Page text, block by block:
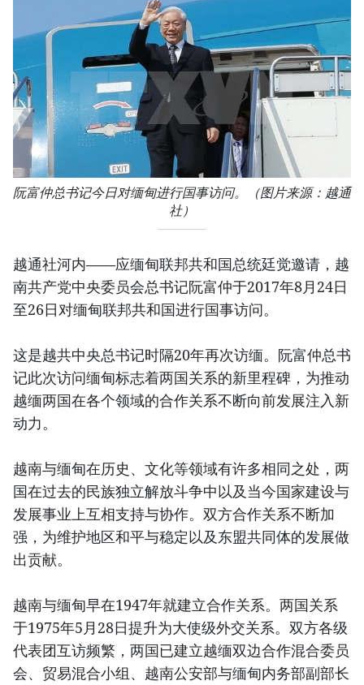
阮富仲总书记今日对缅甸进行国事访问。（图片来源：越通
社）
越通社河内——应缅甸联邦共和国总统廷觉邀请，越
南共产党中央委员会总书记阮富仲于2017年8月24日
至26日对缅甸联邦共和国进行国事访问。
这是越共中央总书记时隔20年再次访缅。阮富仲总书
记此次访问缅甸标志着两国关系的新里程碑，为推动
越缅两国在各个领域的合作关系不断向前发展注入新
动力。
越南与缅甸在历史、文化等领域有许多相同之处，两
国在过去的民族独立解放斗争中以及当今国家建设与
发展事业上互相支持与协作。双方合作关系不断加
强，为维护地区和平与稳定以及东盟共同体的发展做
出贡献。
越南与缅甸早在1947年就建立合作关系。两国关系
于1975年5月28日提升为大使级外交关系。双方各级
代表团互访频繁，两国已建立越缅双边合作混合委员
会、贸易混合小组、越南公安部与缅甸内务部副部长